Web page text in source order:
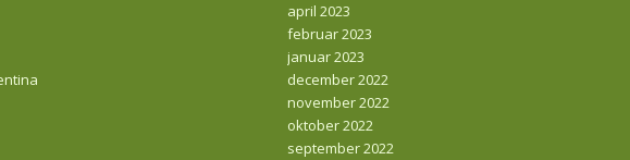
april 2023
februar 2023
januar 2023
december 2022
november 2022
oktober 2022
september 2022